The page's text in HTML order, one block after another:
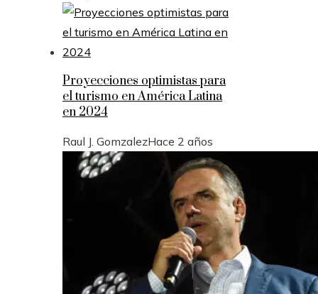
Proyecciones optimistas para
el turismo en América Latina
en 2024
Raul J. GomzalezHace 2 años